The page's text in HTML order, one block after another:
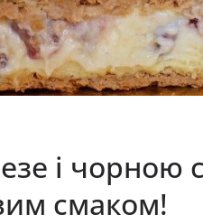
і
смаком!